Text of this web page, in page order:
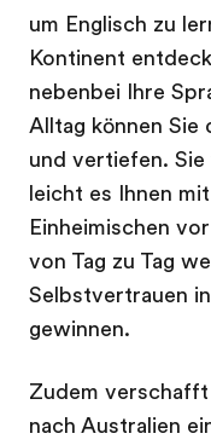
um Englisch zu
Kontinent
nebenbei Ihre
Alltag können Sie
und vertiefen.
leicht es Ihnen
Einheimischen
von Tag zu Tag
Selbstvertrauen
gewinnen.
Zudem
nach Australien